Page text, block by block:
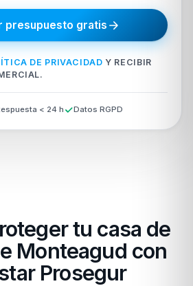
presupuesto gratis
DE PRIVACIDAD Y RECIBIR
< 24 h Datos RGPD
tu casa de
Monteagud con
Prosegur